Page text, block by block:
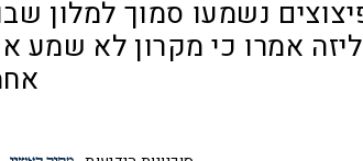
נשמעו סמוך למלון
אמרו כי מקרון לא שמע